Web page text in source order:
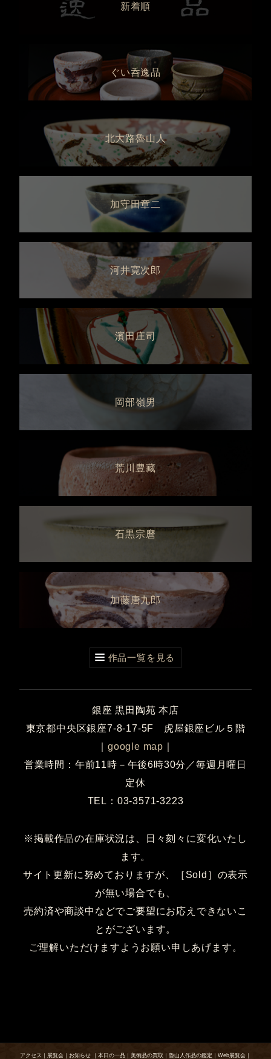
新着順
ぐい呑逸品
北大路魯山人
加守田章二
河井寛次郎
濱田庄司
岡部嶺男
荒川豊藏
石黒宗麿
加藤唐九郎
作品一覧を見る
銀座 黒田陶苑 本店
東京都中央区銀座7-8-17-5F 虎屋銀座ビル５階
google map
営業時間：午前11時－午後6時30分／毎週月曜日
定休
TEL：03-3571-3223
※掲載作品の在庫状況は、日々刻々に変化いたし
ます。
サイト更新に努めておりますが、［Sold］の表示
が無い場合でも、
売約済や商談中などでご要望にお応えできないこ
とがございます。
ご理解いただけますようお願い申しあげます。
アクセス ｜ 展覧会 ｜ お知らせ ｜ 本日の一品 ｜ 美術品の買取 ｜ 魯山人作品の鑑定 ｜ Web展覧会 ｜